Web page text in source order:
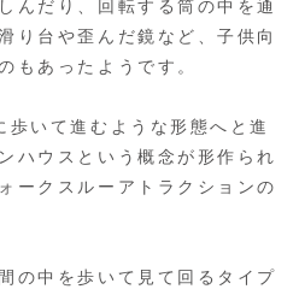
んだり、回転する筒の中を通
り台や歪んだ鏡など、子供向
もあったようです。
歩いて進むような形態へと進
ハウスという概念が形作られ
ークスルーアトラクションの
の中を歩いて見て回るタイプ